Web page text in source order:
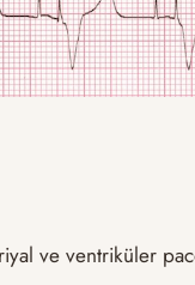
ve ventriküler